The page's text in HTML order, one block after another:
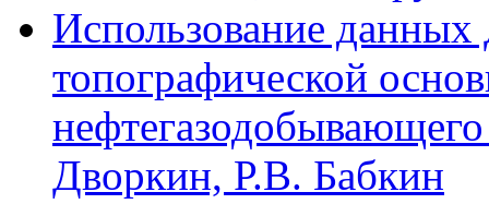
Использование
топографической
Дворкин, Р.В. Бабкин